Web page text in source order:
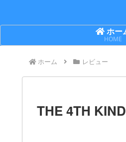
ホー
HOME
ホーム レビュー
THE 4TH